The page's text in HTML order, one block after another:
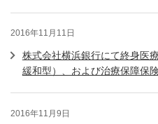
2016年11月11日
株式会社横浜銀行にて終身医
緩和型）、および治療保障保
2016年11月9日